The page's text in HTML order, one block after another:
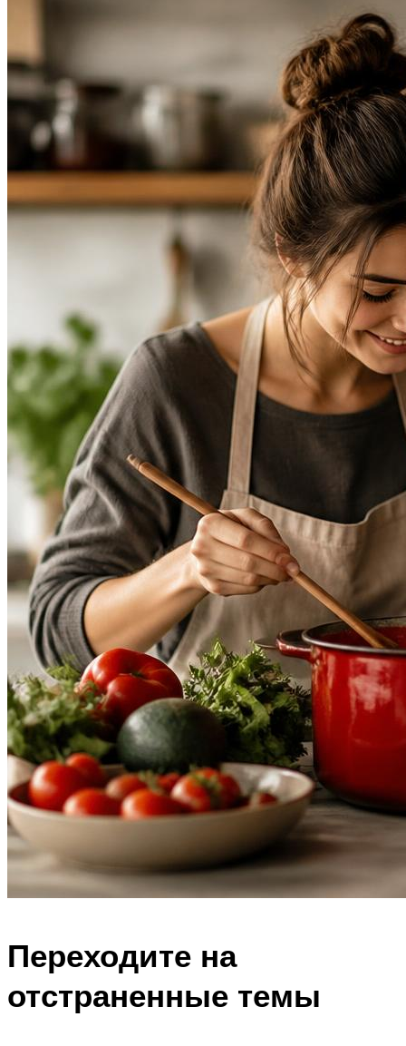
Переходите на
отстраненные темы